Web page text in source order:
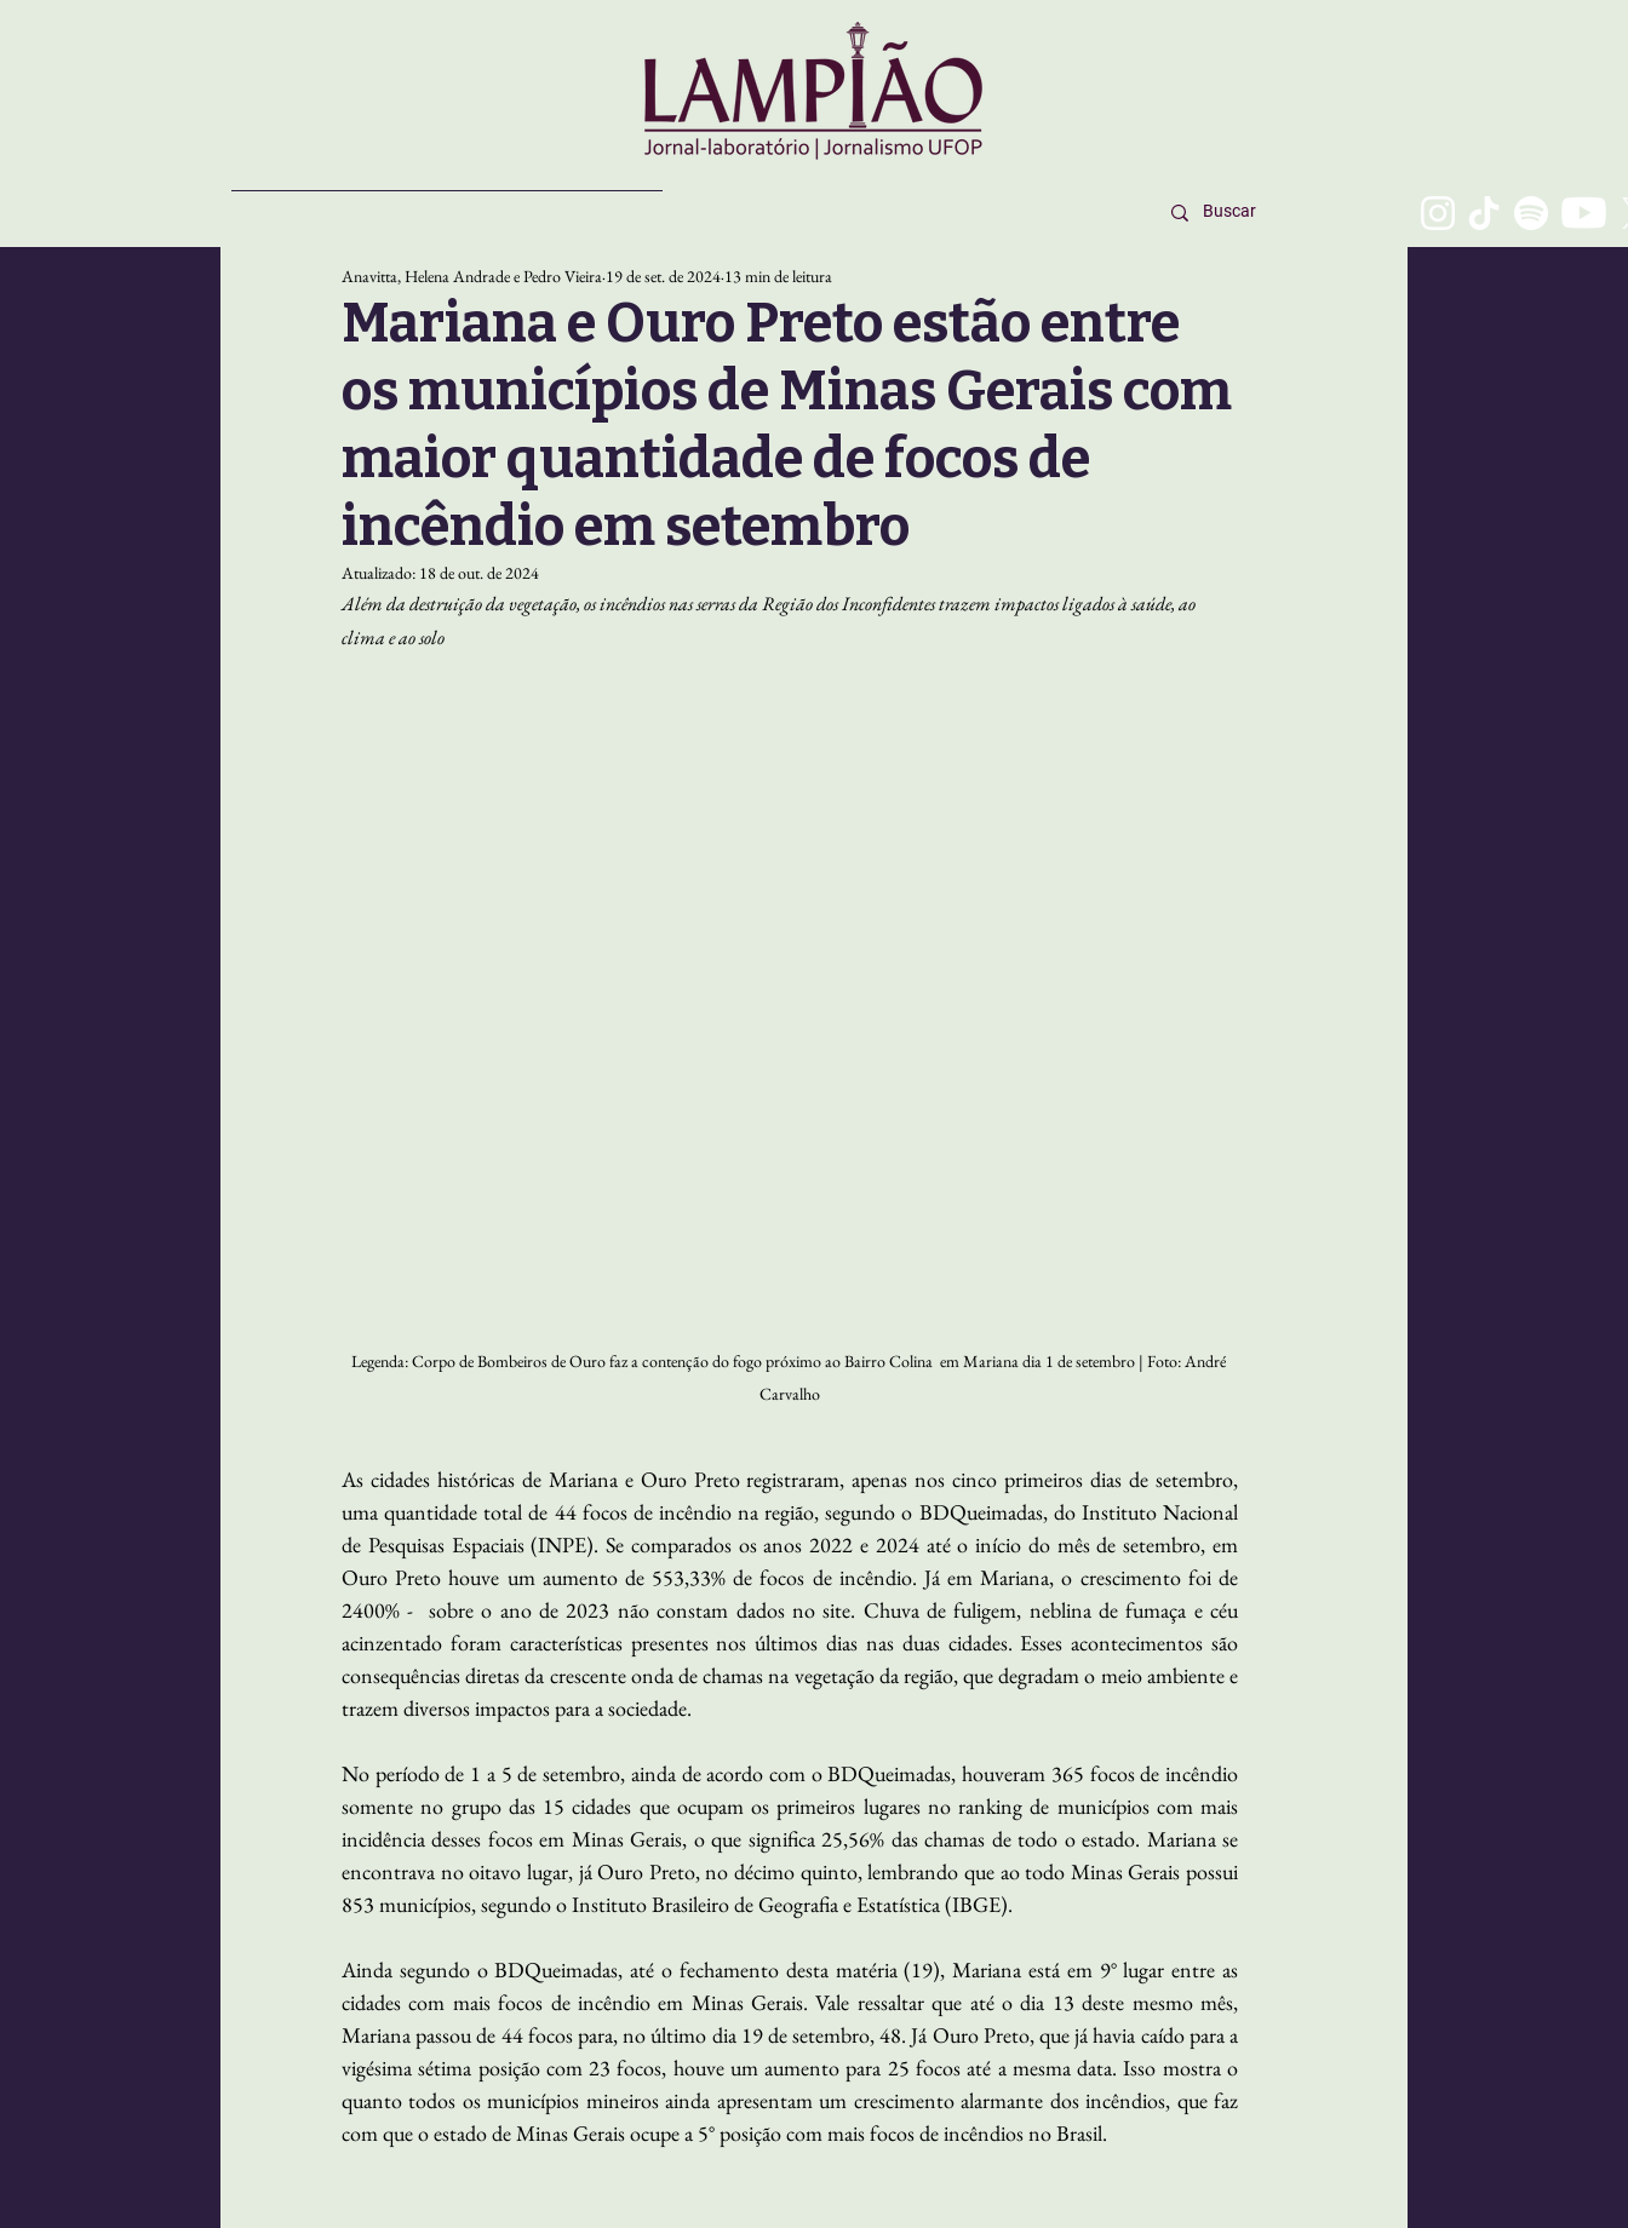
Mariana e Ouro Preto estão entre
os municípios de Minas Gerais com
maior quantidade de focos de
incêndio em setembro
Anavitta, Helena Andrade e Pedro Vieira 19 de set. de 2024 13 min de leitura
Atualizado: 18 de out. de 2024
Além da destruição da vegetação, os incêndios nas serras da Região dos Inconfidentes trazem impactos ligados à saúde, ao
clima e ao solo
Legenda: Corpo de Bombeiros de Ouro faz a contenção do fogo próximo ao Bairro Colina  em Mariana dia 1 de setembro | Foto: André
Carvalho
As cidades históricas de Mariana e Ouro Preto registraram, apenas nos cinco primeiros dias de setembro,
uma quantidade total de 44 focos de incêndio na região, segundo o BDQueimadas, do Instituto Nacional
de Pesquisas Espaciais (INPE). Se comparados os anos 2022 e 2024 até o início do mês de setembro, em
Ouro Preto houve um aumento de 553,33% de focos de incêndio. Já em Mariana, o crescimento foi de
2400% -  sobre o ano de 2023 não constam dados no site. Chuva de fuligem, neblina de fumaça e céu
acinzentado foram características presentes nos últimos dias nas duas cidades. Esses acontecimentos são
consequências diretas da crescente onda de chamas na vegetação da região, que degradam o meio ambiente e
trazem diversos impactos para a sociedade.
No período de 1 a 5 de setembro, ainda de acordo com o BDQueimadas, houveram 365 focos de incêndio
somente no grupo das 15 cidades que ocupam os primeiros lugares no ranking de municípios com mais
incidência desses focos em Minas Gerais, o que significa 25,56% das chamas de todo o estado. Mariana se
encontrava no oitavo lugar, já Ouro Preto, no décimo quinto, lembrando que ao todo Minas Gerais possui
853 municípios, segundo o Instituto Brasileiro de Geografia e Estatística (IBGE).
Ainda segundo o BDQueimadas, até o fechamento desta matéria (19), Mariana está em 9° lugar entre as
cidades com mais focos de incêndio em Minas Gerais. Vale ressaltar que até o dia 13 deste mesmo mês,
Mariana passou de 44 focos para, no último dia 19 de setembro, 48. Já Ouro Preto, que já havia caído para a
vigésima sétima posição com 23 focos, houve um aumento para 25 focos até a mesma data. Isso mostra o
quanto todos os municípios mineiros ainda apresentam um crescimento alarmante dos incêndios, que faz
com que o estado de Minas Gerais ocupe a 5° posição com mais focos de incêndios no Brasil.